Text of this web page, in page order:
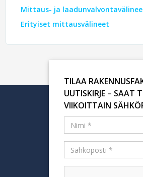
Mittaus- ja
Erityiset mittausvälineet
TILAA
UUTISKIRJE – SAAT
VIIKOITTAIN